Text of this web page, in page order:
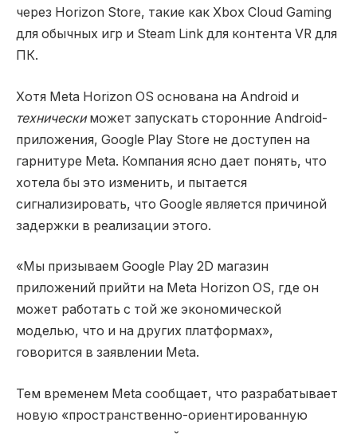
через Horizon Store, такие как Xbox Cloud Gaming
для обычных игр и Steam Link для контента VR для
ПК.
Хотя Meta Horizon OS основана на Android и
техническиможет запускать сторонние Android-
приложения, Google Play Store не доступен на
гарнитуре Meta. Компания ясно дает понять, что
хотела бы это изменить, и пытается
сигнализировать, что Google является причиной
задержки в реализации этого.
«Мы призываем Google Play 2D магазин
приложений прийти на Meta Horizon OS, где он
может работать с той же экономической
моделью, что и на других платформах»,
говорится в заявлении Meta.
Тем временем Meta сообщает, что разрабатывает
новую «пространственно-ориентированную